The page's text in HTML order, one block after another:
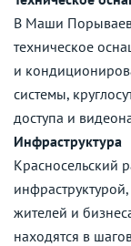
В Маши
техническое
и
системы,
доступа и
Инфраструктура
Красносельский
жителей и
находятся в